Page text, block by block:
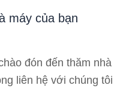
máy của bạn
đón đến thăm nhà
liên hệ với chúng tôi